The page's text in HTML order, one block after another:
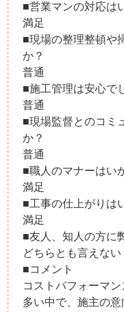
■営業マンの対応は
満足
■現場の整理整頓や
か？
普通
■施工管理は安心で
普通
■現場監督とのコミ
か？
普通
■職人のマナーはい
満足
■工事の仕上がりは
満足
■友人、知人の方に
どちらとも言えない
■コメント
コストパフォーマ
多い中で、施主の